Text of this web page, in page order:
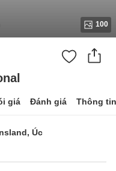
100
giá Đánh giá Thông
Úc